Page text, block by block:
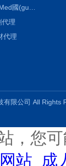
理
代理
有限公司 All
，您
站_